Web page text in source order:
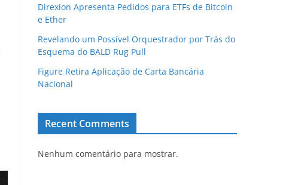
Direxion Apresenta Pedidos para ETFs de Bitcoin
e Ether
Revelando um Possível Orquestrador por Trás do
Esquema do BALD Rug Pull
Figure Retira Aplicação de Carta Bancária
Nacional
Recent Comments
Nenhum comentário para mostrar.